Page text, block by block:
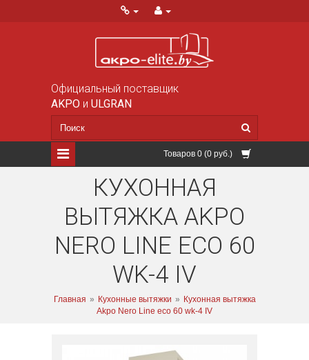
Официальный поставщик
AKPO и ULGRAN
Товаров 0 (0 руб.)
КУХОННАЯ
ВЫТЯЖКА AKPO
NERO LINE ECO 60
WK-4 IV
Главная » Кухонные вытяжки » Кухонная вытяжка
Akpo Nero Line eco 60 wk-4 IV